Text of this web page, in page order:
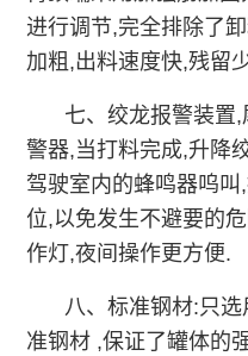
进行调节,完全排除了
加粗,出料速度快,残留
七、绞龙报警装置
警器,当打料完成,升降
驾驶室内的蜂鸣器呜叫
位,以免发生不避要的
作灯,夜间操作更方便.
八、标准钢材:只
准钢材 ,保证了罐体的强